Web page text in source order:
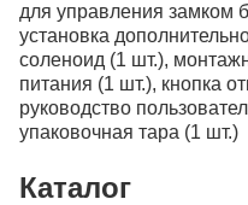
для управления замком
установка
cоленоид (1 шт.),
питания (1 шт.), кнопка
руководство
упаковочная тара (1 шт.)
Каталог